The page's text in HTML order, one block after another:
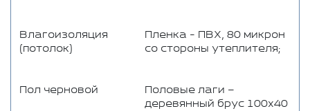
Влагоизоляция
(потолок)
Пленка - ПВХ, 80 микрон
со стороны утеплителя;
Пол черновой
Половые лаги –
деревянный брус 100x40